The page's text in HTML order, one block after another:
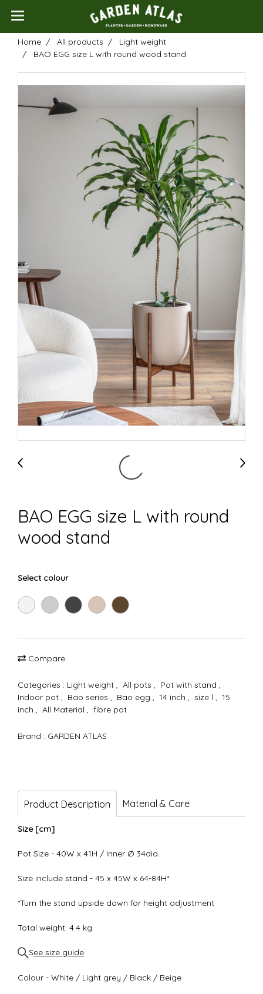
Home All products
Light weight
BAO EGG size L with round wood stand
BAO EGG size L with round
wood stand
Select colour
Compare
Categories : Light weight , All pots , Pot with stand ,
Indoor pot , Bao series , Bao egg , 14 inch , size l , 15
inch , All Material , fibre pot
Brand : GARDEN ATLAS
Product Description Material & Care
Size [cm]
Pot Size - 40W x 41H / Inner Ø 34dia.
Size include stand - 45 x 45W x 64-84H*
*Turn the stand upside down for height adjustment
Total weight: 4.4 kg
See size guide
Colour - White / Light grey / Black / Beige